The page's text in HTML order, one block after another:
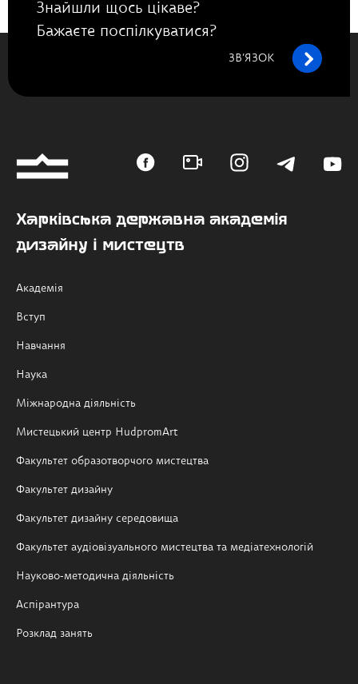
Знайшли щось цікаве?
Бажаєте поспілкуватися?
ЗВ’ЯЗОК
Харківська державна академія
дизайну і мистецтв
Академія
Вступ
Навчання
Наука
Міжнародна діяльність
Мистецький центр HudpromArt
Факультет образотворчого мистецтва
Факультет дизайну
Факультет дизайну середовища
Факультет аудіовізуального мистецтва та медіатехнологій
Науково-методична діяльність
Аспірантура
Розклад занять